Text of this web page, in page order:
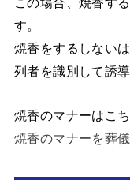
す。
焼香をするしない
列者を識別して誘
焼香のマナーはこ
焼香のマナーを葬